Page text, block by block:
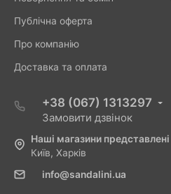
Публічна оферта
Про компанію
Доставка та оплата
+38 (067) 1313297
Замовити дзвінок
Наші магазини представлені
Київ, Харків
info@sandalini.ua